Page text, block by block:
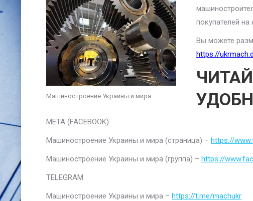
Машиностроение Украины и мира
покупателей на
Вы можете
https://
META (FACEBOOK)
Машиностроение Украины и мира (страница) – https://
Машиностроение Украины и мира (группа) – https://
TELEGRAM
Машиностроение Украины и мира – https://t.me/machukr